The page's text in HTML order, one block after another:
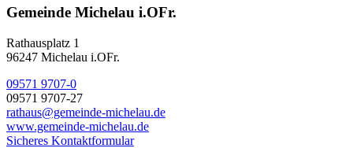
Gemeinde Michelau i.OFr.
Rathausplatz 1
96247 Michelau i.OFr.
09571 9707-0
09571 9707-27
rathaus@gemeinde-michelau.de
www.gemeinde-michelau.de
Sicheres Kontaktformular